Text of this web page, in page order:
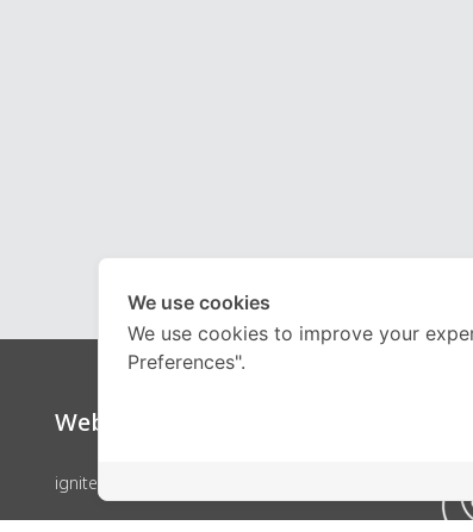
Website
ignite by OnDemand
We use cookies
We use cookies to improve your
Preferences".